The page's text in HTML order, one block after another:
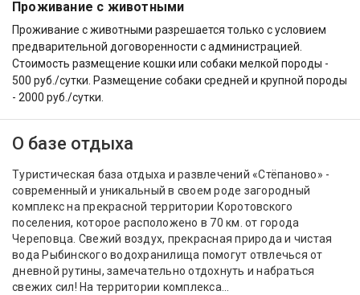
Проживание с животными
Проживание с животными разрешается только с условием
предварительной договоренности с администрацией.
Стоимость размещение кошки или собаки мелкой породы -
500 руб./сутки. Размещение собаки средней и крупной породы
- 2000 руб./сутки.
О базе отдыха
Туристическая база отдыха и развлечений «Стёпаново» -
современный и уникальный в своем роде загородный
комплекс на прекрасной территории Коротовского
поселения, которое расположено в 70 км. от города
Череповца. Свежий воздух, прекрасная природа и чистая
вода Рыбинского водохранилища помогут отвлечься от
дневной рутины, замечательно отдохнуть и набраться
свежих сил! На территории комплекса...